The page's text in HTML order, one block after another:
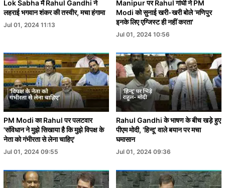
Lok Sabha में Rahul Gandhi ने
लहराई भगवान शंकर की तस्वीर, मचा हंगामा
Jul 01, 2024 11:13
Manipur पर Rahul गांधी ने PM
Modi को सुनाई खरी-खरी बोले 'मणिपुर
इनके लिए एग्जिस्ट ही नहीं करता'
Jul 01, 2024 10:56
PM Modi का Rahul पर पलटवार
'संविधान ने मुझे सिखाया है कि मुझे विपक्ष के
नेता को गंभीरता से लेना चाहिए'
Jul 01, 2024 09:55
Rahul Gandhi के भाषण के बीच खड़े हुए
पीएम मोदी, 'हिन्दू' वाले बयान पर मचा
घमासान
Jul 01, 2024 09:36